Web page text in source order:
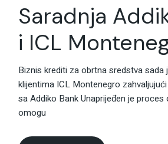
Saradnja
i ICL
Biznis krediti za obrtna sredstva sada
klijentima ICL Montenegro
sa Addiko Bank Unaprijeđen je proces
omogu